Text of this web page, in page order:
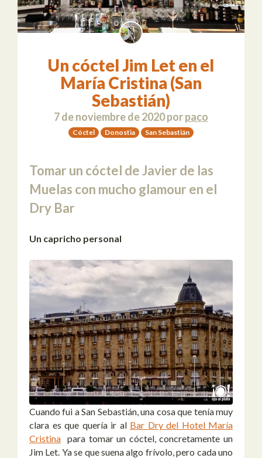
Un cóctel Jim Let en el
María Cristina (San
Sebastián)
7 de noviembre de 2020porpaco
Cóctel Donostia San Sebastián
Tomar un cóctel de Javier de las
Muelas con mucho glamour en el
Dry Bar
Un capricho personal
Cuando fui a San Sebastián, una cosa que tenía muy
clara es que quería ir al Bar Dry del Hotel María
Cristina para tomar un cóctel, concretamente un
Jim Let. Ya se que suena algo frívolo, pero cada uno